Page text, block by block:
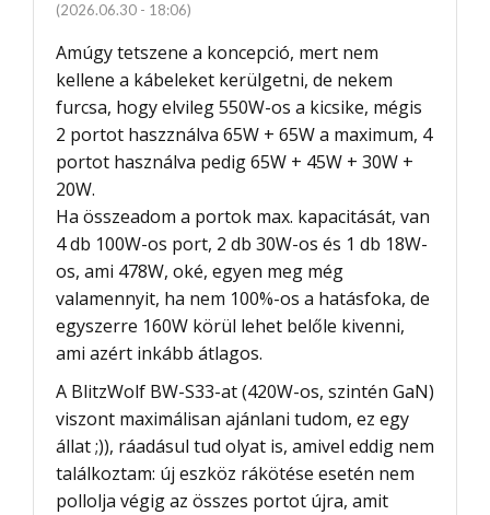
(2026.06.30 - 18:06)
Amúgy tetszene a koncepció, mert nem
kellene a kábeleket kerülgetni, de nekem
furcsa, hogy elvileg 550W-os a kicsike, mégis
2 portot haszználva 65W + 65W a maximum, 4
portot használva pedig 65W + 45W + 30W +
20W.
Ha összeadom a portok max. kapacitását, van
4 db 100W-os port, 2 db 30W-os és 1 db 18W-
os, ami 478W, oké, egyen meg még
valamennyit, ha nem 100%-os a hatásfoka, de
egyszerre 160W körül lehet belőle kivenni,
ami azért inkább átlagos.
A BlitzWolf BW-S33-at (420W-os, szintén GaN)
viszont maximálisan ajánlani tudom, ez egy
állat ;)), ráadásul tud olyat is, amivel eddig nem
találkoztam: új eszköz rákötése esetén nem
pollolja végig az összes portot újra, amit